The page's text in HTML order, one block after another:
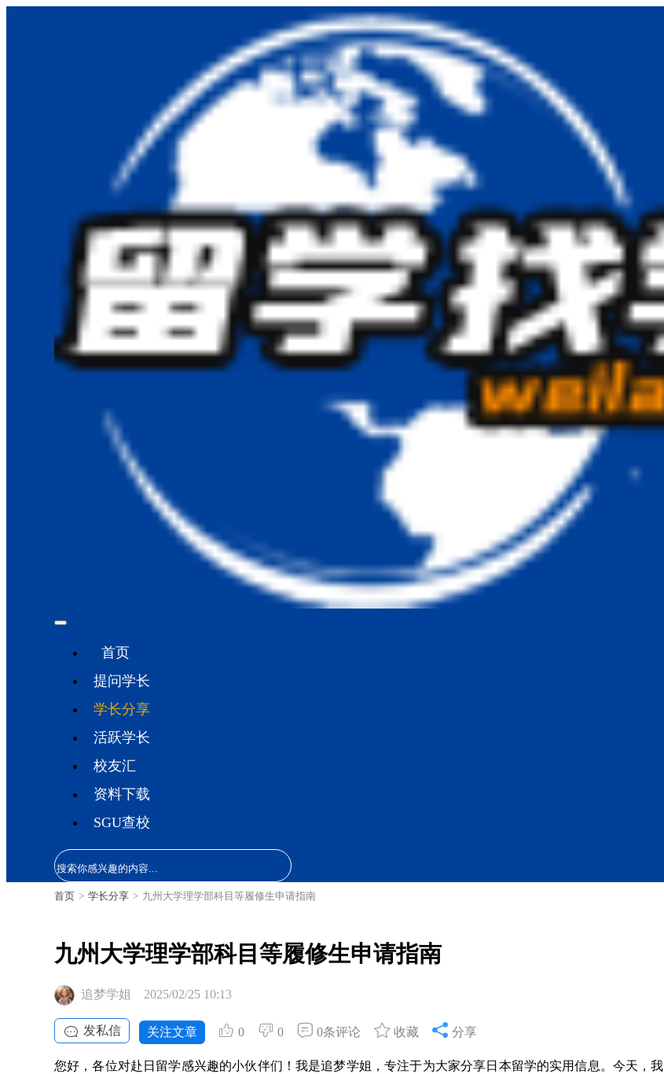
首页
提问学长
学长分享
活跃学长
校友汇
资料下载
SGU查校
首页 > 学长分享 > 九州大学理学部科目等履修生申请指南
九州大学理学部科目等履修生申请指南
追梦学姐 2025/02/25 10:13
发私信 关注文章 0 0 0条评论 收藏 分享
您好，各位对赴日留学感兴趣的小伙伴们！我是追梦学姐，专注于为大家分享日本留学的实用信息。今天，